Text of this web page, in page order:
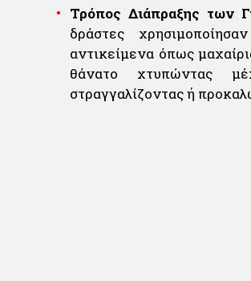
Τρόπος Διάπραξης των
δράστες
αντικείμενα όπως
θάνατο χτυπώντας
στραγγαλίζοντας ή